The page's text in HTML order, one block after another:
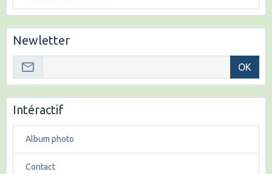
Newletter
OK
Intéractif
Album photo
Contact